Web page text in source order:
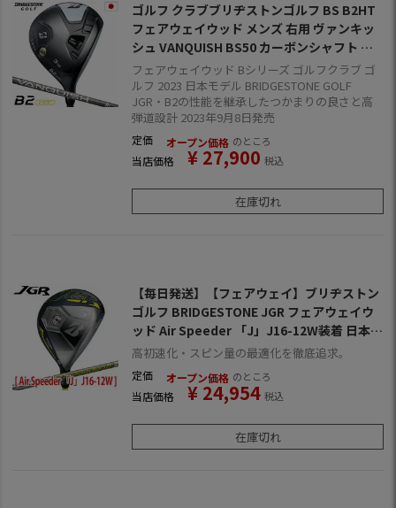
ゴルフ クラブブリヂストンゴルフ BS B2HT
フェアウェイウッド メンズ 右用 ヴァンキッ
シュ VANQUISH BS50 カーボンシャフト 日
本正規品 2023年モデル
フェアウェイウッド Bシリーズ ゴルフクラブ ゴ
ルフ 2023 日本モデル BRIDGESTONE GOLF
JGR・B2の性能を継承したつかまりの良さと高
弾道設計 2023年9月8日発売
定価 オープン価格 のところ
当店価格 ¥ 27,900 税込
在庫切れ
【毎日発送】【フェアウェイ】ブリヂストン
ゴルフ BRIDGESTONE JGR フェアウェイウ
ッド Air Speeder 「J」J16-12W装着 日本仕
様
高初速化・スピン量の最適化を徹底追求。
定価 オープン価格 のところ
当店価格 ¥ 24,954 税込
在庫切れ